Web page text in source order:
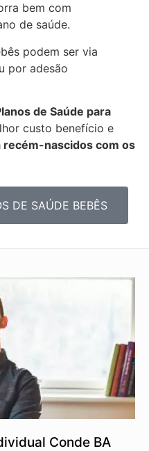
bem com
de saúde.
podem ser via
por adesão
de Saúde para
custo benefício e
nascidos com os
DE SAÚDE BEBÊS
Conde BA